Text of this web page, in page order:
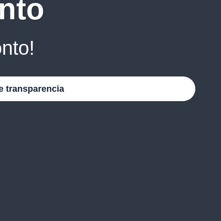
transparencia